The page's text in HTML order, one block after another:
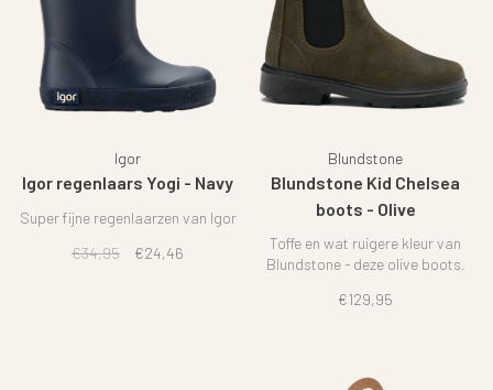
Igor
Igor regenlaars Yogi - Navy
Super fijne regenlaarzen van Igor
€34,95
€24,46
Blundstone
Blundstone Kid Chelsea
boots - Olive
Toffe en wat ruigere kleur van
Blundstone - deze olive boots.
€129,95